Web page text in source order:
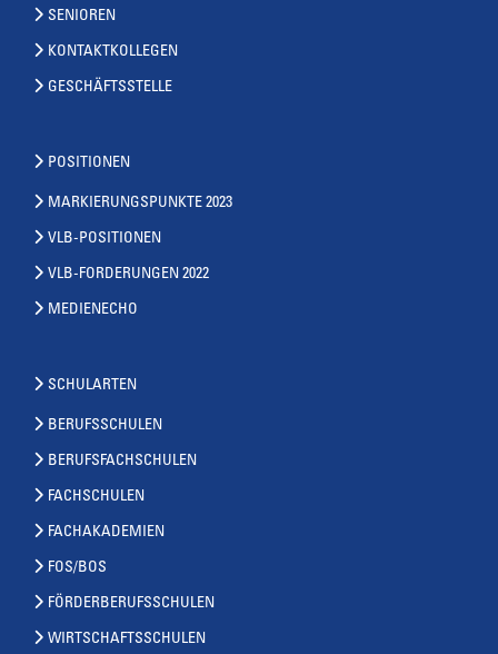
SENIOREN
KONTAKTKOLLEGEN
GESCHÄFTSSTELLE
POSITIONEN
MARKIERUNGSPUNKTE 2023
VLB-POSITIONEN
VLB-FORDERUNGEN 2022
MEDIENECHO
SCHULARTEN
BERUFSSCHULEN
BERUFSFACHSCHULEN
FACHSCHULEN
FACHAKADEMIEN
FOS/BOS
FÖRDERBERUFSSCHULEN
WIRTSCHAFTSSCHULEN